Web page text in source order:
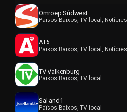
Omroep Súdwest
Països Baixos, TV local, Notícies
AT5
Països Baixos, TV local, Notícies
TV Valkenburg
Països Baixos, TV local
Salland1
Països Baixos, TV local